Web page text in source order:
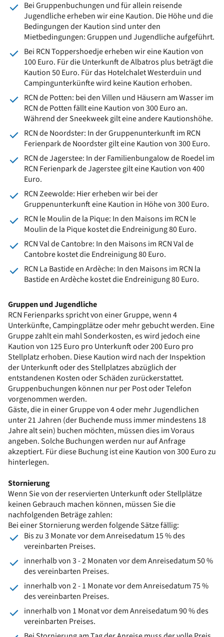
Bei Gruppenbuchungen und für allein reisende
Jugendliche erheben wir eine Kaution. Die Höhe und die
Bedingungen der Kaution sind unter den
Mietbedingungen: Gruppen und Jugendliche aufgeführt.
Bei RCN Toppershoedje erheben wir eine Kaution von
100 Euro. Für die Unterkunft de Albatros plus beträgt die
Kaution 50 Euro. Für das Hotelchalet Westerduin und
Campingunterkünfte wird keine Kaution erhoben.
RCN de Potten: bei den Villen und Häusern am Wasser im
RCN de Potten fällt eine Kaution von 300 Euro an.
Während der Sneekweek gilt eine andere Kautionshöhe.
RCN de Noordster: In der Gruppenunterkunft im RCN
Ferienpark de Noordster gilt eine Kaution von 300 Euro.
RCN de Jagerstee: In der Familienbungalow de Roedel im
RCN Ferienpark de Jagerstee gilt eine Kaution von 400
Euro.
RCN Zeewolde: Hier erheben wir bei der
Gruppenunterkunft eine Kaution in Höhe von 300 Euro.
RCN le Moulin de la Pique: In den Maisons im RCN le
Moulin de la Pique kostet die Endreinigung 80 Euro.
RCN Val de Cantobre: In den Maisons im RCN Val de
Cantobre kostet die Endreinigung 80 Euro.
RCN La Bastide en Ardèche: In den Maisons im RCN la
Bastide en Ardèche kostet die Endreinigung 80 Euro.
Gruppen und Jugendliche
RCN Ferienparks spricht von einer Gruppe, wenn 4
Unterkünfte, Campingplätze oder mehr gebucht werden. Eine
Gruppe zahlt ein mahl Sonderkosten, es wird jedoch eine
Kaution von 125 Euro pro Unterkunft oder 200 Euro pro
Stellplatz erhoben. Diese Kaution wird nach der Inspektion
der Unterkunft oder des Stellplatzes abzüglich der
entstandenen Kosten oder Schäden zurückerstattet.
Gruppenbuchungen können nur per Post oder Telefon
vorgenommen werden.
Gäste, die in einer Gruppe von 4 oder mehr Jugendlichen
unter 21 Jahren (der Buchende muss immer mindestens 18
Jahre alt sein) buchen möchten, müssen dies im Voraus
angeben. Solche Buchungen werden nur auf Anfrage
akzeptiert. Für diese Buchung ist eine Kaution von 300 Euro zu
hinterlegen.
Stornierung
Wenn Sie von der reservierten Unterkunft oder Stellplätze
keinen Gebrauch machen können, müssen Sie die
nachfolgenden Beträge zahlen:
Bei einer Stornierung werden folgende Sätze fällig:
Bis zu 3 Monate vor dem Anreisedatum 15 % des
vereinbarten Preises.
innerhalb von 3 - 2 Monaten vor dem Anreisedatum 50 %
des vereinbarten Preises.
innerhalb von 2 - 1 Monate vor dem Anreisedatum 75 %
des vereinbarten Preises.
innerhalb von 1 Monat vor dem Anreisedatum 90 % des
vereinbarten Preises.